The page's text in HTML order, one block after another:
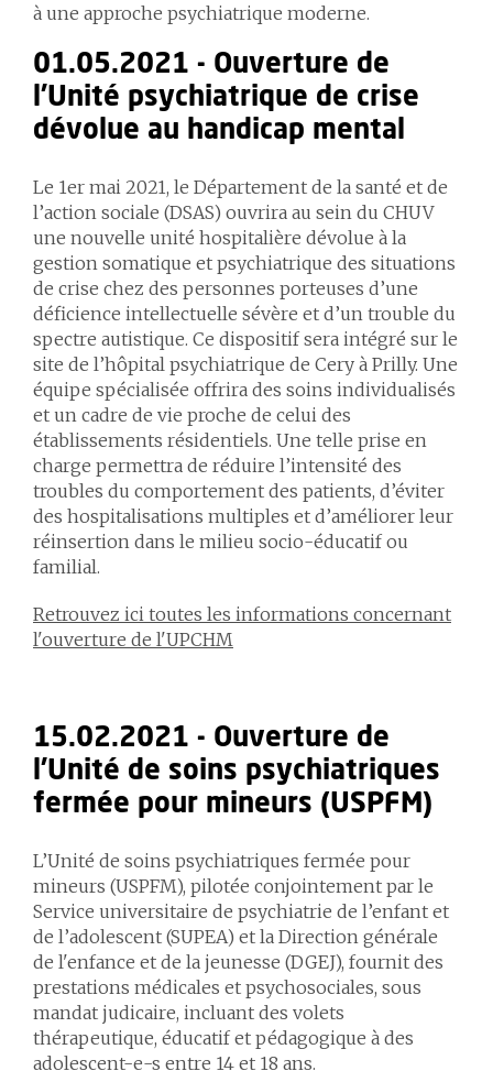
à une approche psychiatrique moderne.
01.05.2021 - Ouverture de
l'Unité psychiatrique de crise
dévolue au handicap mental
Le 1er mai 2021, le Département de la santé et de
l’action sociale (DSAS) ouvrira au sein du CHUV
une nouvelle unité hospitalière dévolue à la
gestion somatique et psychiatrique des situations
de crise chez des personnes porteuses d’une
déficience intellectuelle sévère et d’un trouble du
spectre autistique. Ce dispositif sera intégré sur le
site de l’hôpital psychiatrique de Cery à Prilly. Une
équipe spécialisée offrira des soins individualisés
et un cadre de vie proche de celui des
établissements résidentiels. Une telle prise en
charge permettra de réduire l’intensité des
troubles du comportement des patients, d’éviter
des hospitalisations multiples et d’améliorer leur
réinsertion dans le milieu socio-éducatif ou
familial.
Retrouvez ici toutes les informations concernant
l'ouverture de l'UPCHM
15.02.2021 - Ouverture de
l’Unité de soins psychiatriques
fermée pour mineurs (USPFM)
L’Unité de soins psychiatriques fermée pour
mineurs (USPFM), pilotée conjointement par le
Service universitaire de psychiatrie de l’enfant et
de l’adolescent (SUPEA) et la Direction générale
de l'enfance et de la jeunesse (DGEJ), fournit des
prestations médicales et psychosociales, sous
mandat judicaire, incluant des volets
thérapeutique, éducatif et pédagogique à des
adolescent-e-s entre 14 et 18 ans.